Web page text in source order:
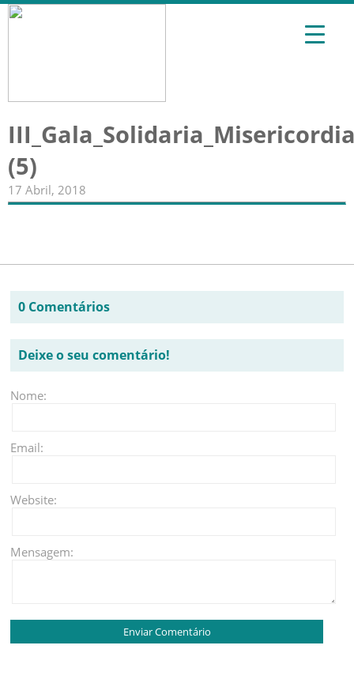
(5)
17 Abril, 2018
0 Comentários
Deixe o seu comentário!
Nome:
Email:
Website:
Mensagem: